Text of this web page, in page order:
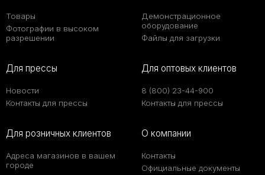
Товары
Фотографии в высоком
разрешении
Демонстрационное
оборудование
Файлы для загрузки
Для прессы
Новости
Контакты для прессы
Для оптовых клиентов
8 (800) 23-44-900
Контакты для прессы
Для розничных клиентов
Адреса магазинов в вашем
городе
О компании
Контакты
Официальные документы